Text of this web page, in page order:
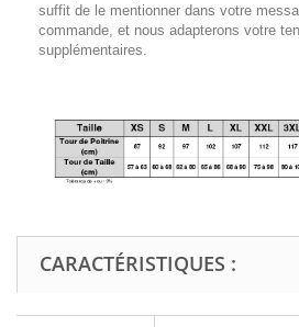
suffit de le mentionner dans votre
commande, et nous adapterons votre
supplémentaires.
CARACTÉRISTIQUES :